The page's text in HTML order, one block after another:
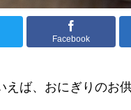
Facebook
えば、おにぎりのお